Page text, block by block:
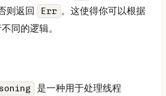
则返回 Err 。这使得你可以根据
同的逻辑。
是一种用于处理线程